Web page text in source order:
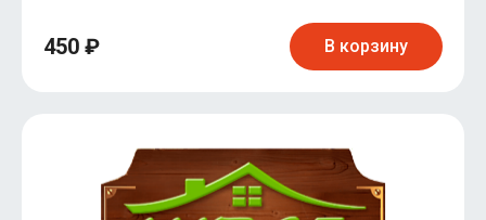
450 ₽ В корзину